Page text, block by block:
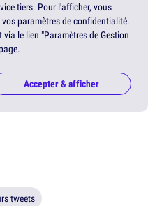
tiers. Pour l'afficher, vous
paramètres de confidentialité.
le lien "Paramètres de Gestion
Accepter & afficher
tweets